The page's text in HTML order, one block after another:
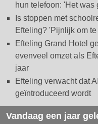
hun telefoon: 'Het was
Is stoppen met
Efteling? 'Pijnlijk om
Efteling Grand Hotel
evenveel omzet als
jaar
Efteling verwacht dat
geïntroduceerd wordt
Vandaag een jaar